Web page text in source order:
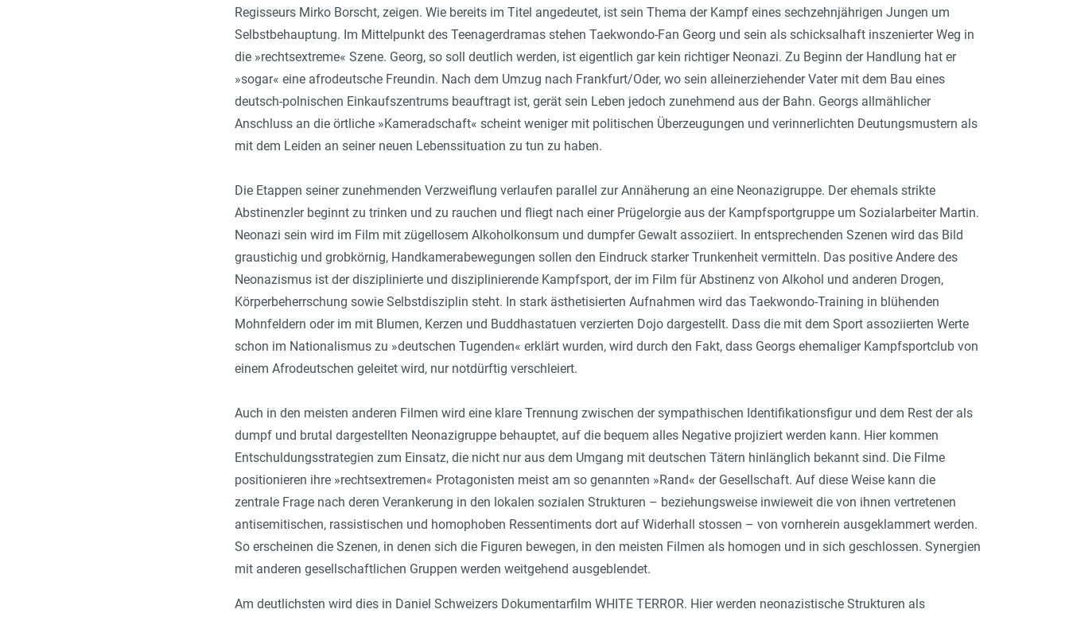
Regisseurs Mirko Borscht, zeigen. Wie bereits im Titel angedeutet, ist sein Thema der Kampf eines sechzehnjährigen Jungen um
Selbstbehauptung. Im Mittelpunkt des Teenagerdramas stehen Taekwondo-Fan Georg und sein als schicksalhaft inszenierter Weg in
die »rechtsextreme« Szene. Georg, so soll deutlich werden, ist eigentlich gar kein richtiger Neonazi. Zu Beginn der Handlung hat er
»sogar« eine afrodeutsche Freundin. Nach dem Umzug nach Frankfurt/Oder, wo sein alleinerziehender Vater mit dem Bau eines
deutsch-polnischen Einkaufszentrums beauftragt ist, gerät sein Leben jedoch zunehmend aus der Bahn. Georgs allmählicher
Anschluss an die örtliche »Kameradschaft« scheint weniger mit politischen Überzeugungen und verinnerlichten Deutungsmustern als
mit dem Leiden an seiner neuen Lebenssituation zu tun zu haben.
Die Etappen seiner zunehmenden Verzweiflung verlaufen parallel zur Annäherung an eine Neonazigruppe. Der ehemals strikte
Abstinenzler beginnt zu trinken und zu rauchen und fliegt nach einer Prügelorgie aus der Kampfsportgruppe um Sozialarbeiter Martin.
Neonazi sein wird im Film mit zügellosem Alkoholkonsum und dumpfer Gewalt assoziiert. In entsprechenden Szenen wird das Bild
graustichig und grobkörnig, Handkamerabewegungen sollen den Eindruck starker Trunkenheit vermitteln. Das positive Andere des
Neonazismus ist der disziplinierte und disziplinierende Kampfsport, der im Film für Abstinenz von Alkohol und anderen Drogen,
Körperbeherrschung sowie Selbstdisziplin steht. In stark ästhetisierten Aufnahmen wird das Taekwondo-Training in blühenden
Mohnfeldern oder im mit Blumen, Kerzen und Buddhastatuen verzierten Dojo dargestellt. Dass die mit dem Sport assoziierten Werte
schon im Nationalismus zu »deutschen Tugenden« erklärt wurden, wird durch den Fakt, dass Georgs ehemaliger Kampfsportclub von
einem Afrodeutschen geleitet wird, nur notdürftig verschleiert.
Auch in den meisten anderen Filmen wird eine klare Trennung zwischen der sympathischen Identifikationsfigur und dem Rest der als
dumpf und brutal dargestellten Neonazigruppe behauptet, auf die bequem alles Negative projiziert werden kann. Hier kommen
Entschuldungsstrategien zum Einsatz, die nicht nur aus dem Umgang mit deutschen Tätern hinlänglich bekannt sind. Die Filme
positionieren ihre »rechtsextremen« Protagonisten meist am so genannten »Rand« der Gesellschaft. Auf diese Weise kann die
zentrale Frage nach deren Verankerung in den lokalen sozialen Strukturen – beziehungsweise inwieweit die von ihnen vertretenen
antisemitischen, rassistischen und homophoben Ressentiments dort auf Widerhall stossen – von vornherein ausgeklammert werden.
So erscheinen die Szenen, in denen sich die Figuren bewegen, in den meisten Filmen als homogen und in sich geschlossen. Synergien
mit anderen gesellschaftlichen Gruppen werden weitgehend ausgeblendet.
Am deutlichsten wird dies in Daniel Schweizers Dokumentarfilm WHITE TERROR. Hier werden neonazistische Strukturen als